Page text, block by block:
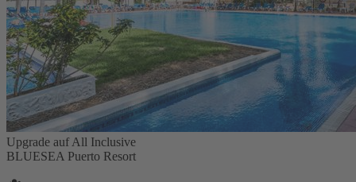
Upgrade auf All Inclusive
BLUESEA Puerto Resort